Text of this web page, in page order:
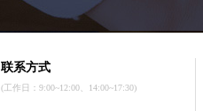
联系方式
(工作日：9:00~12:00、14:00~17:30)